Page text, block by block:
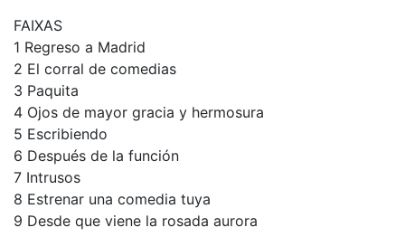
FAIXAS
1 Regreso a Madrid
2 El corral de comedias
3 Paquita
4 Ojos de mayor gracia y hermosura
5 Escribiendo
6 Después de la función
7 Intrusos
8 Estrenar una comedia tuya
9 Desde que viene la rosada aurora